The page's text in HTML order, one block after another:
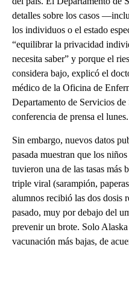
detalles sobre los casos
los individuos o el estado
“equilibrar la privacidad
necesita saber” y porque el
considera bajo, explicó el
médico de la Oficina de
Departamento de Servicios
conferencia de prensa el lunes.
Sin embargo, nuevos datos
pasada muestran que los
tuvieron una de las tasas más
triple viral (sarampión,
alumnos recibió las dos dosis
pasado, muy por debajo del
prevenir un brote. Solo
vacunación más bajas, de